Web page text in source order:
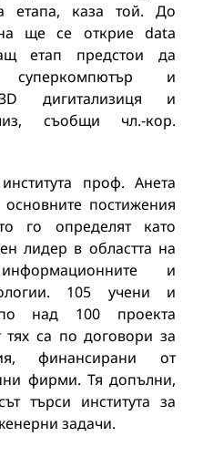
етапа, каза той. До
ще се открие data
етап предстои да
суперкомпютър и
дигитализиця и
съобщи чл.-кор.
проф. Анета
постижения
го определят като
лидер в областта на
и
105 учени и
над 100 проекта
са по договори за
финансирани от
фирми. Тя допълни,
търси института за
задачи.